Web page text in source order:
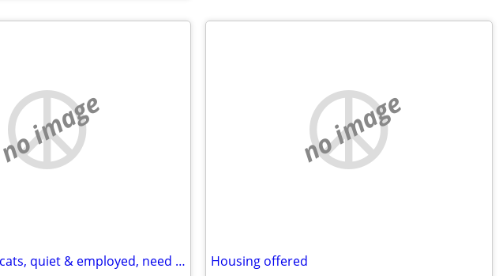
no image
Couple, 2 fixed cats, quiet & employed, need room ASAP
no image
Housing offered